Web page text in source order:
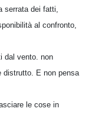
dei fatti,
al confronto,
dal vento. non
distrutto. E non pensa
le cose in